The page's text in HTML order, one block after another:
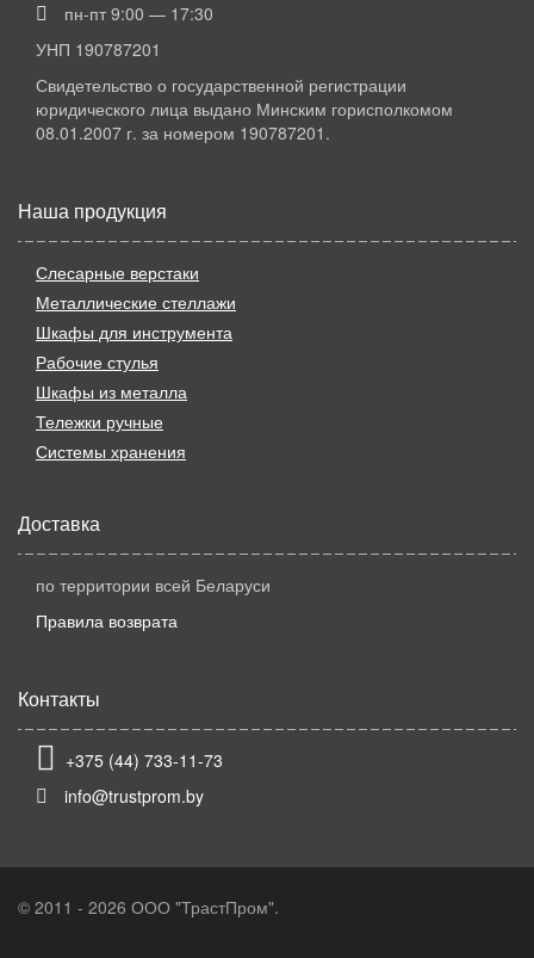
пн-пт 9:00 — 17:30
УНП 190787201
Свидетельство о государственной регистрации
юридического лица выдано Минским горисполкомом
08.01.2007 г. за номером 190787201.
Наша продукция
Слесарные верстаки
Металлические стеллажи
Шкафы для инструмента
Рабочие стулья
Шкафы из металла
Тележки ручные
Системы хранения
Доставка
по территории всей Беларуси
Правила возврата
Контакты
+375 (44) 733-11-73
info@trustprom.by
© 2011 - 2026 ООО "ТрастПром".